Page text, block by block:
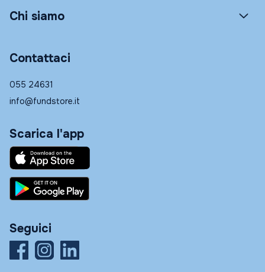
Chi siamo
Contattaci
055 24631
info@fundstore.it
Scarica l'app
Seguici